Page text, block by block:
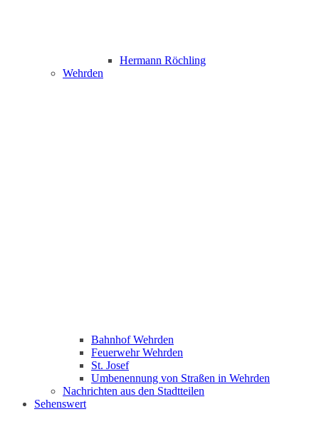
Hermann Röchling
Wehrden
Bahnhof Wehrden
Feuerwehr Wehrden
St. Josef
Umbenennung von Straßen in Wehrden
Nachrichten aus den Stadtteilen
Sehenswert